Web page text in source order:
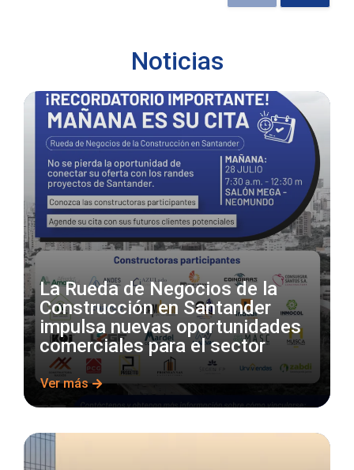
Noticias
La Rueda de Negocios de la
Construcción en Santander
impulsa nuevas oportunidades
comerciales para el sector
Ver más